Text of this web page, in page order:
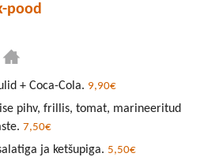
pood
+ Coca-Cola. 9,90€
pihv, frillis, tomat, marineeritud
7,50€
ja ketšupiga. 5,50€